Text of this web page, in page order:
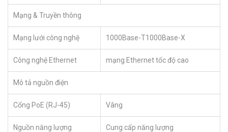
Mạng & Truyền thông
Mạng lưới công nghệ 1000Base-T1000Base-X
Công nghệ Ethernet mạng Ethernet tốc độ cao
Mô tả nguồn điện
Cổng PoE (RJ-45) Vâng
Nguồn năng lượng Cung cấp năng lượng